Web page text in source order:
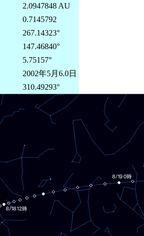
2.0947848 AU
0.7145792
267.14323°
147.46840°
5.75157°
2002年5月6.0日
310.49293°